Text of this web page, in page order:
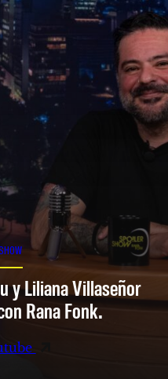
y Liliana Villaseñor
Rana Fonk.